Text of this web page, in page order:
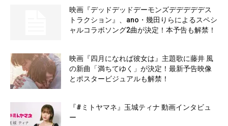
映画『デッドデッドデーモンズデデデデデス
トラクション』、ano・幾田りらによるスペシ
ャルコラボソング2曲が決定！本予告も解禁！
映画『四月になれば彼女は』主題歌に藤井 風
の新曲「満ちてゆく」が決定！最新予告映像
とポスタービジュアルも解禁！
『#ミトヤマネ』玉城ティナ 動画インタビュ
ー